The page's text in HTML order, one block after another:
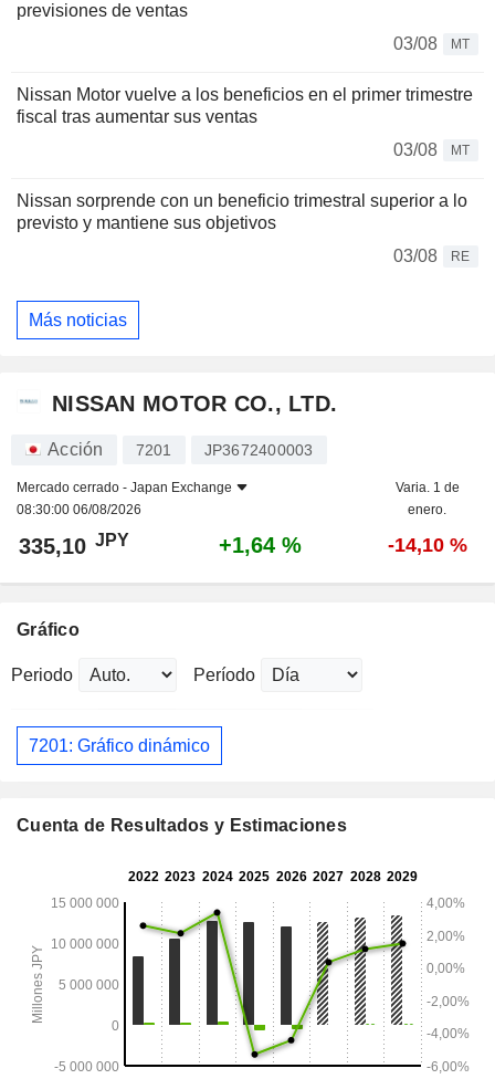
previsiones de ventas
03/08
MT
Nissan Motor vuelve a los beneficios en el primer trimestre
fiscal tras aumentar sus ventas
03/08
MT
Nissan sorprende con un beneficio trimestral superior a lo
previsto y mantiene sus objetivos
03/08
RE
Más noticias
NISSAN MOTOR CO., LTD.
Acción 7201 JP3672400003
Mercado cerrado - Japan Exchange
08:30:00 06/08/2026
Varia. 1 de
enero.
335,10 JPY +1,64 % -14,10 %
Gráfico
Periodo Período
7201: Gráfico dinámico
Cuenta de Resultados y Estimaciones